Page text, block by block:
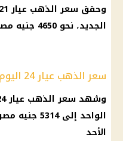
وحقق سعر الذهب عيار 21
الجديد، نحو 4650
جنيه
سعر الذهب عيار 24 اليوم الأحد
وشهد سعر الذهب عيار 24
الواحد إلى 5314
جنيه
الأحد